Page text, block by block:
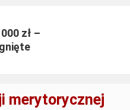
zł –
merytorycznej